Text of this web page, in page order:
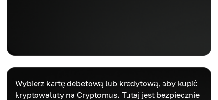
Wybierz kartę debetową lub kredytową, aby kupić
kryptowaluty na Cryptomus. Tutaj jest bezpiecznie